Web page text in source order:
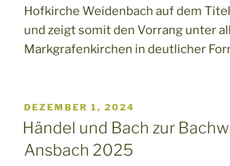
Hofkirche Weidenbach auf dem
und zeigt somit den Vorrang unter
Markgrafenkirchen in deutlicher
VERÖFFENTLICHT
AM
DEZEMBER 1, 2024
Händel und Bach zur
Ansbach 2025